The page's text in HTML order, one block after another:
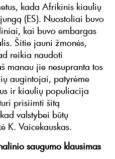
kada Afrikinis kiaulių
(ES). Nuostoliai buvo
kai buvo embargas
Šitie jauni žmonės,
reikia naudoti
manau jie nesupranta tos
augintojai, patyrėme
ir kiaulių populiacija
prisiimti šitą
valstybei būtų
K. Vaicekauskas.
saugumo klausimas